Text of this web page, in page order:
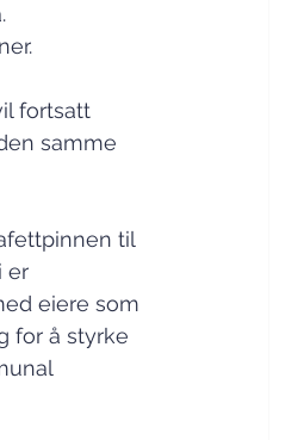
fortsatt
samme
til
er
eiere som
for å styrke